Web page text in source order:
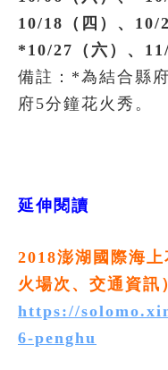
10/18（四）、10/
*10/27（六）、
備註：*為結合縣
府5分鐘花火秀。
延伸閱讀
2018澎湖國際海
火場次、交通資訊
https://
6-penghu